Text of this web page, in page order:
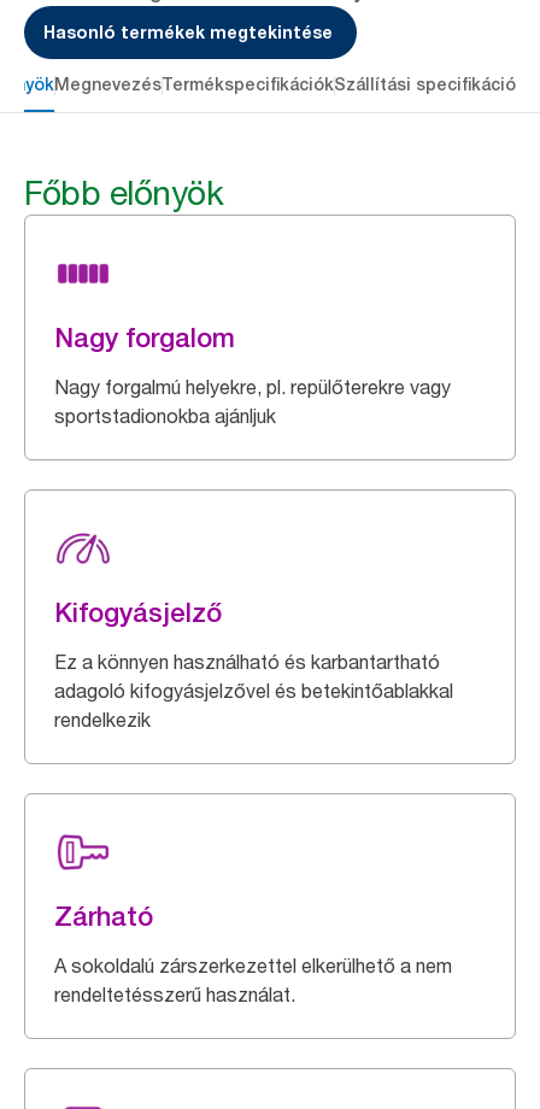
Hasonló termékek megtekintése
MegnevezésTermékspecifikációkSzállítási specifikációk
Főbb előnyök
Nagy forgalom
Nagy forgalmú helyekre, pl. repülőterekre vagy
sportstadionokba ajánljuk
Kifogyásjelző
Ez a könnyen használható és karbantartható
adagoló kifogyásjelzővel és betekintőablakkal
rendelkezik
Zárható
A sokoldalú zárszerkezettel elkerülhető a nem
rendeltetésszerű használat.